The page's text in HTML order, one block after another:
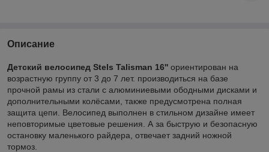
Описание
Детский велосипед Stels Talisman 16'' ориентирован на
возрастную группу от 3 до 7 лет. производиться на базе
прочной рамы из стали с алюминиевыми ободными дисками и
дополнительными колёсами, также предусмотрена полная
защита цепи. Велосипед выполнен в стильном дизайне имеет
неповторимые цветовые решения. А за быструю и безопасную
остановку маленького райдера, отвечает задний ножной
тормоз.